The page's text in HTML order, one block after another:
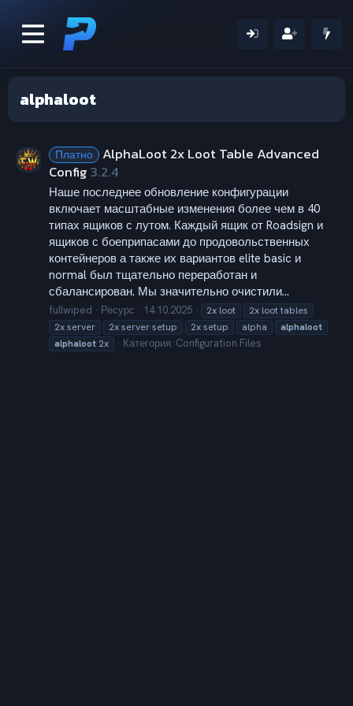
alphaloot
Платно
AlphaLoot 2x Loot Table Advanced
Config3.2.4
Наше последнее обновление конфигурации
включает масштабные изменения более чем в 40
типах ящиков с лутом. Каждый ящик от Roadsign и
ящиков с боеприпасами до продовольственных
контейнеров а также их вариантов elite basic и
normal был тщательно переработан и
сбалансирован. Мы значительно очистили...
fullwiped Ресурс 14.10.2025 2x loot
2x loot tables
2x server
2x server setup 2x setup alpha
alphaloot
alphaloot 2x Категория: Configuration Files